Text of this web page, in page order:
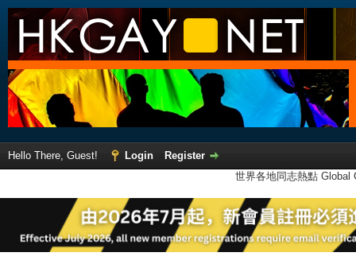
Hello There, Guest! Login
Register
世界各地同志熱點